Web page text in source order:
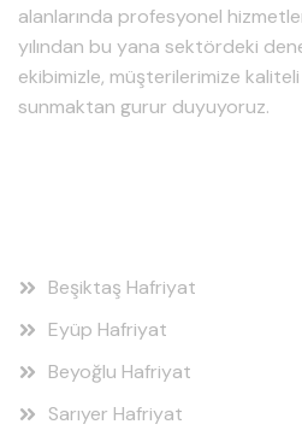
alanlarında profesyonel
yılından bu yana sektördeki
ekibimizle, müşterilerimize
sunmaktan gurur duyuyoruz.
Beşiktaş Hafriyat
Eyüp Hafriyat
Beyoğlu Hafriyat
Sarıyer Hafriyat